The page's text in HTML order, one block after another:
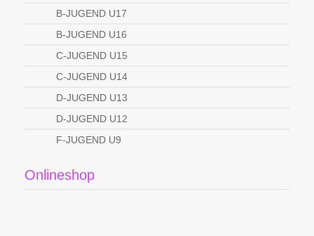
B-JUGEND U17
B-JUGEND U16
C-JUGEND U15
C-JUGEND U14
D-JUGEND U13
D-JUGEND U12
F-JUGEND U9
Onlineshop